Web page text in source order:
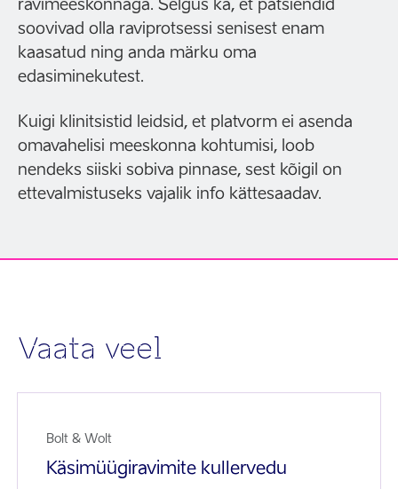
ravimeeskonnaga. Selgus ka, et patsiendid
soovivad olla raviprotsessi senisest enam
kaasatud ning anda märku oma
edasiminekutest.
Kuigi klinitsistid leidsid, et platvorm ei asenda
omavahelisi meeskonna kohtumisi, loob
nendeks siiski sobiva pinnase, sest kõigil on
ettevalmistuseks vajalik info kättesaadav.
Vaata veel
Bolt & Wolt
Käsimüügiravimite kullervedu